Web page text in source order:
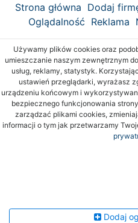
Strona główna Dodaj
Oglądalność Reklama
Używamy plików cookies oraz
umieszczanie naszym zewnętrznym
usług, reklamy, statystyk.
ustawień przeglądarki, wyrażasz
urządzeniu końcowym i
bezpiecznego funkcjonowania
zarządzać plikami cookies,
informacji o tym jak przetwarzamy
Dodaj